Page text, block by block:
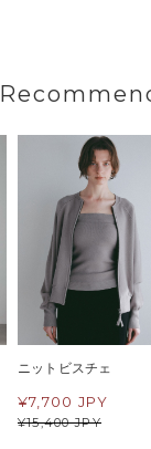
ニットビスチェ
¥15,400 JPY
¥7,700 JPY